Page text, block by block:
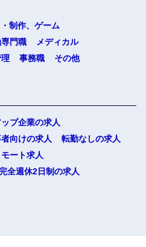
制作、ゲーム
門職
メディカル
事務職 その他
プ企業の求人
向けの求人
転勤なしの求人
ート求人
完全週休2日制の求人